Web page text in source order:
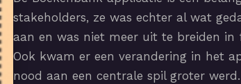
stakeholders, ze was echter al wat
aan en was niet meer uit te breiden
Ook kwam er een verandering in het
nood aan een centrale spil groter werd.